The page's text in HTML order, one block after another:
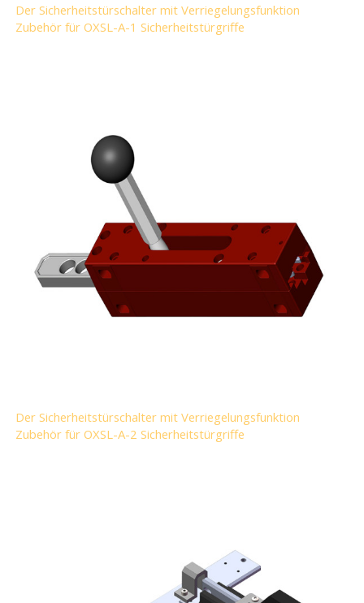
Der Sicherheitstürschalter mit Verriegelungsfunktion
Zubehör für OXSL-A-1 Sicherheitstürgriffe
Der Sicherheitstürschalter mit Verriegelungsfunktion
Zubehör für OXSL-A-2 Sicherheitstürgriffe